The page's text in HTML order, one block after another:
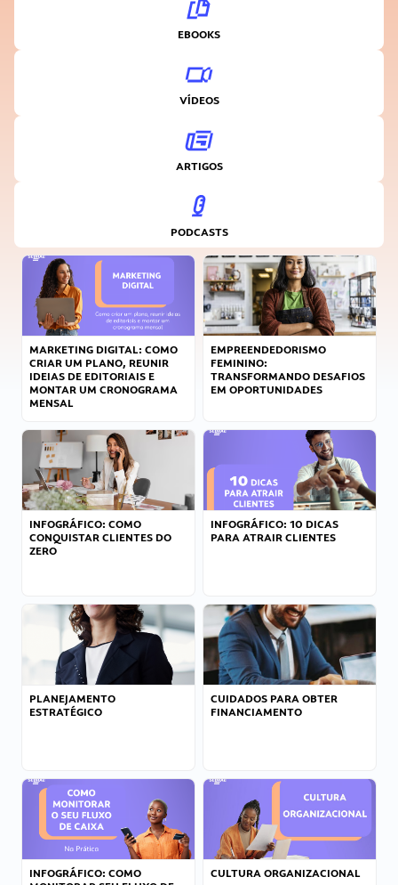
EBOOKS
VÍDEOS
ARTIGOS
PODCASTS
MARKETING DIGITAL: COMO
CRIAR UM PLANO, REUNIR
IDEIAS DE EDITORIAIS E
MONTAR UM CRONOGRAMA
MENSAL
EMPREENDEDORISMO
FEMININO:
TRANSFORMANDO DESAFIOS
EM OPORTUNIDADES
INFOGRÁFICO: COMO
CONQUISTAR CLIENTES DO
ZERO
INFOGRÁFICO: 10 DICAS
PARA ATRAIR CLIENTES
PLANEJAMENTO
ESTRATÉGICO
CUIDADOS PARA OBTER
FINANCIAMENTO
INFOGRÁFICO: COMO
CULTURA ORGANIZACIONAL